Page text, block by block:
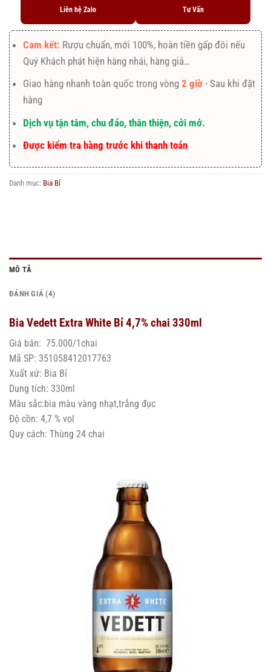
Liên hệ Zalo Tư Vấn
Cam kết: Rượu chuẩn, mới 100%, hoàn tiền gấp đôi nếu
Quý Khách phát hiện hàng nhái, hàng giả…
Giao hàng nhanh toàn quốc trong vòng2 giờ - Sau khi đặt
hàng
Dịch vụ tận tâm, chu đáo, thân thiện, cởi mở.
Được kiểm tra hàng trước khi thanh toán
Danh mục: Bia Bỉ
MÔ TẢ
ĐÁNH GIÁ (4)
Bia Vedett Extra White Bỉ 4,7% chai 330ml
Giá bán: 75.000/1chai
Mã SP: 351058412017763
Xuất xứ: Bia Bỉ
Dung tích: 330ml
Màu sắc:bia màu vàng nhạt,trắng đục
Độ cồn: 4,7 % vol
Quy cách: Thùng 24 chai